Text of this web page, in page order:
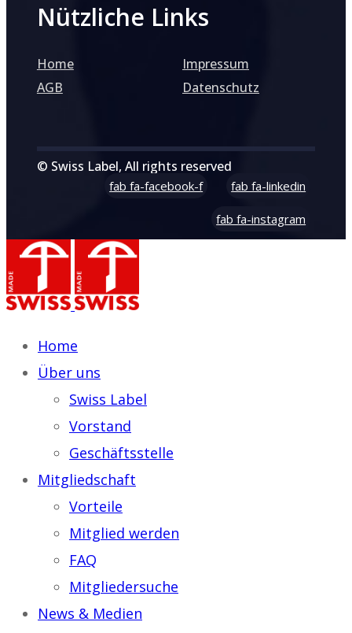
Nützliche Links
Home
AGB
Impressum
Datenschutz
© Swiss Label, All rights reserved
fab fa-facebook-f fab fa-linkedin
fab fa-instagram
Home
Über uns
Swiss Label
Vorstand
Geschäftsstelle
Mitgliedschaft
Vorteile
Mitglied werden
FAQ
Mitgliedersuche
News & Medien